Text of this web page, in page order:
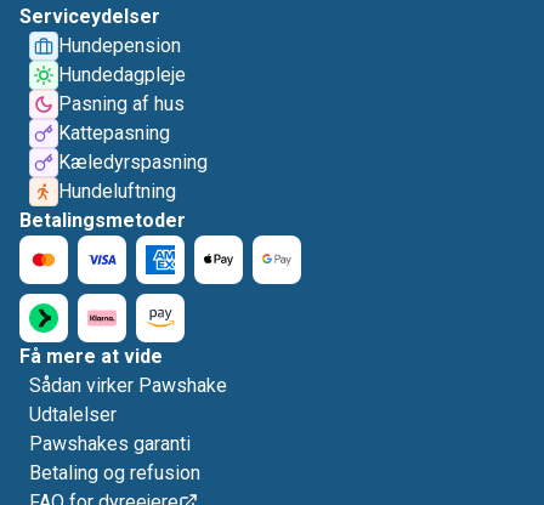
Serviceydelser
Hundepension
Hundedagpleje
Pasning af hus
Kattepasning
Kæledyrspasning
Hundeluftning
Betalingsmetoder
Få mere at vide
Sådan virker Pawshake
Udtalelser
Pawshakes garanti
Betaling og refusion